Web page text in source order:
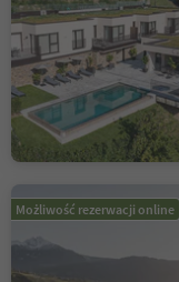
Możliwość rezerwacji online